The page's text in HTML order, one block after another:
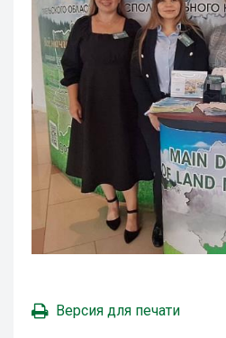
Версия для печати